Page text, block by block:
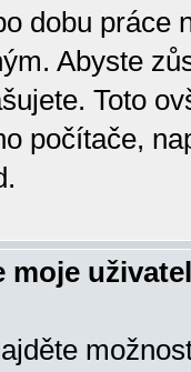
dobu práce
Abyste
Toto
počítače,
moje